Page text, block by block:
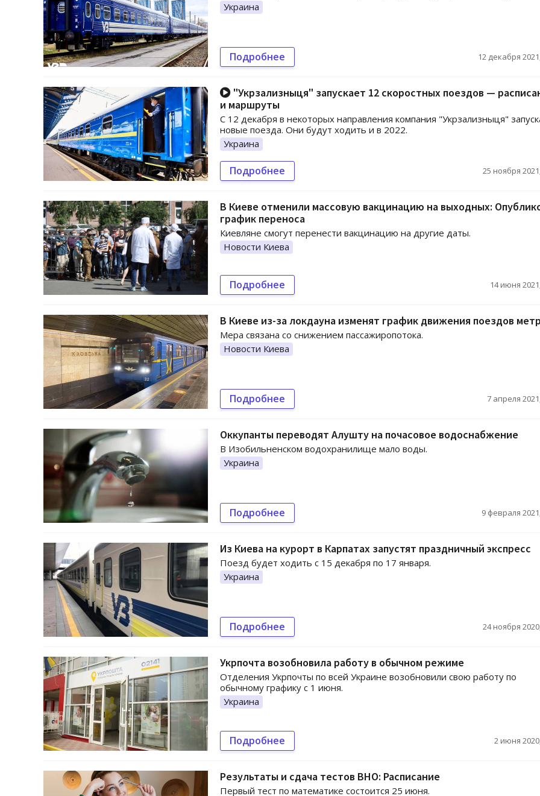
Украина
Подробнее 12 декабря
"Укрзализныця" запускает 12 скоростных поездов —
и маршруты
С 12 декабря в некоторых направления компания "Укрзализныця"
новые поезда. Они будут ходить и в 2022.
Украина
Подробнее 25 ноября
В Киеве отменили массовую вакцинацию на выходных:
график переноса
Киевляне смогут перенести вакцинацию на другие даты.
Новости Киева
Подробнее 14 июня
В Киеве из-за локдауна изменят график движения поездов
Мера связана со снижением пассажиропотока.
Новости Киева
Подробнее 7 апреля
Оккупанты переводят Алушту на почасовое водоснабжение
В Изобильненском водохранилище мало воды.
Украина
Подробнее 9 февраля
Из Киева на курорт в Карпатах запустят праздничный экспресс
Поезд будет ходить с 15 декабря по 17 января.
Украина
Подробнее 24 ноября
Укрпочта возобновила работу в обычном режиме
Отделения Укрпочты по всей Украине возобновили свою работу по
обычному графику с 1 июня.
Украина
Подробнее 2 июня
Результаты и сдача тестов ВНО: Расписание
Первый тест по математике состоится 25 июня.